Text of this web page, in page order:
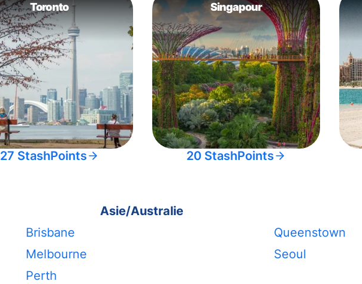
Toronto
27 StashPoints
Singapour
20 StashPoints
Asie/Australie
Brisbane
Melbourne
Perth
Queenstown
Seoul